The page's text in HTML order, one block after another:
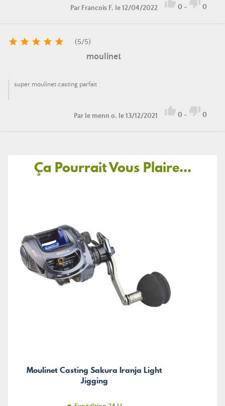
Par Francois F. le 12/04/2022  0 -  0
     (5/5)
moulinet
super moulinet casting parfait
Par le menn o. le 13/12/2021  0 -  0
Ça Pourrait Vous Plaire...
Moulinet Casting Sakura Iranja Light
Jigging